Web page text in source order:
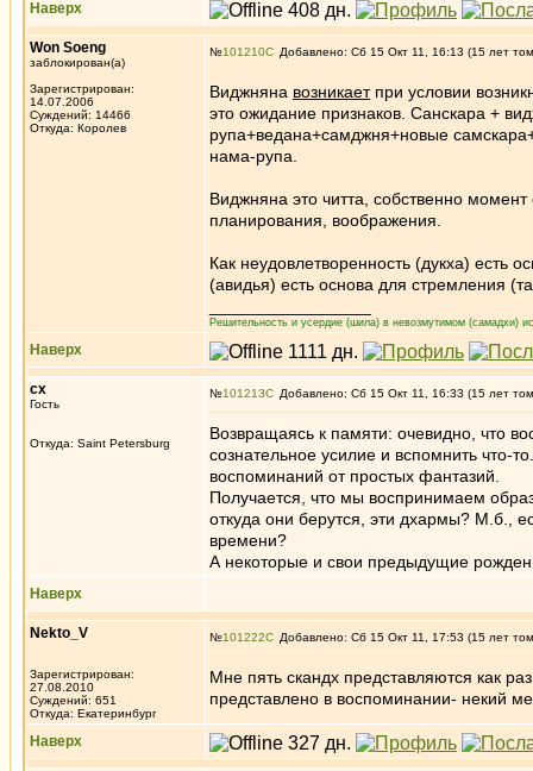
Наверх
Won Soeng
заблокирован(а)
Зарегистрирован:
14.07.2006
Суждений: 14466
Откуда: Королев
№101210 Добавлено: Сб 15 Окт 11, 16:13 (15 лет
Виджняна возникаетпри условии
это ожидание признаков. Санскара +
рупа+ведана+самджня+новые
нама-рупа.
Виджняна это читта, собственно
планирования, воображения.
Как неудовлетворенность (дукха) есть
(авидья) есть основа для стремления
Решительность и усердие (шила) в невозмутимом (самадхи)
Наверх
сх
Гость
Откуда: Saint Petersburg
№101213 Добавлено: Сб 15 Окт 11, 16:33 (15 лет
Возвращаясь к памяти: очевидно, что
сознательное усилие и вспомнить что-
воспоминаний от простых фантазий.
Получается, что мы воспринимаем
откуда они берутся, эти дхармы? М.б.,
времени?
А некоторые и свои предыдущие
Наверх
Nekto_V
Зарегистрирован:
27.08.2010
Суждений: 651
Откуда: Екатеринбург
№101222 Добавлено: Сб 15 Окт 11, 17:53 (15 лет
Мне пять скандх представляются как
представлено в воспоминании- некий
Наверх